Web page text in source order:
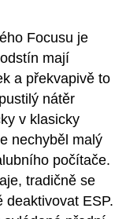
Focusu je
mají
a překvapivě to
nátěr
v klasicky
nechyběl malý
počítače.
tradičně se
deaktivovat ESP.